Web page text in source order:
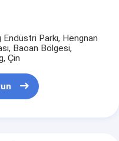
Endüstri Parkı, Hengnan
Baoan Bölgesi,
Çin